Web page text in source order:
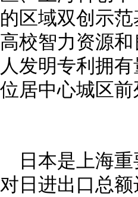
的区域双创示
高校智力资源
人发明专利拥
位居中心城区前
日本是上海
对日进出口总